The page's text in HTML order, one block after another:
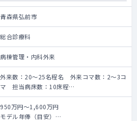
青森県弘前市
総合診療科
病棟管理・内科外来
外来数：20～25名程名 外来コマ数：2～3コ
マ 担当病床数：10床程
救急搬入数5～6件＋ウォークイン／日（全科
目） 3名体制 ※救急搬入数：約1,900件/
年
950万円～1,600万円
モデル年俸（目安）